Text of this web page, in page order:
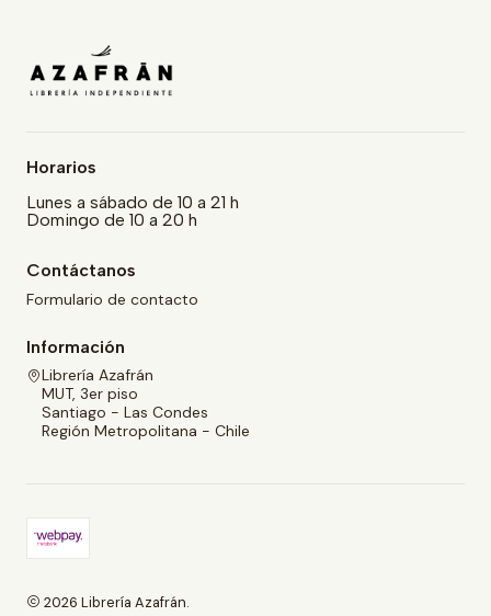
Horarios
Lunes a sábado de 10 a 21 h
Domingo de 10 a 20 h
Contáctanos
Formulario de contacto
Información
Librería Azafrán
MUT, 3er piso
Santiago - Las Condes
Región Metropolitana - Chile
2026 Librería Azafrán.